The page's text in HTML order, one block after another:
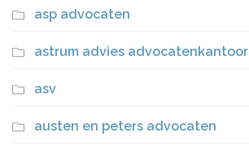
asp advocaten
astrum advies advocatenkantoor
asv
austen en peters advocaten